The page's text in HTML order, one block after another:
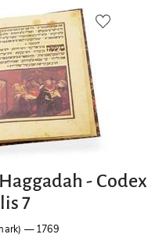
- Codex
7
—1769